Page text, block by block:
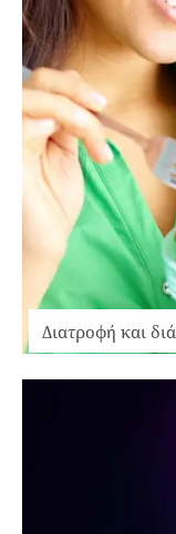
Διατροφή και